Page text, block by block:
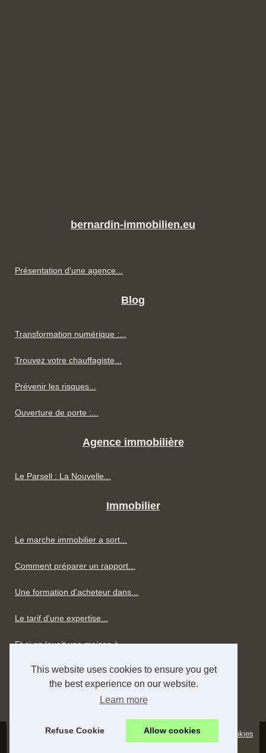
This website uses cookies to ensure you get
the best experience on our website.
Learn more
Refuse Cookie Allow cookies
bernardin-immobilien.eu
Présentation d'une agence...
Blog
Transformation numérique :...
Trouvez votre chauffagiste...
Prévenir les risques...
Ouverture de porte :...
Agence immobilière
Le Parsell : La Nouvelle...
Immobilier
Le marche immobilier a sort...
Comment préparer un rapport...
Une formation d'acheteur dans...
Le tarif d'une expertise...
Et si on louait une maison à...
Notre aide pour un local...
Quelle est la place de...
Bernardin-immobilien.eu Découvrir les publications
Cookies